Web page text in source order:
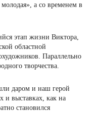
а со временем в
этап жизни Виктора,
областной
Параллельно
творчества.
даром и наш герой
и выставках, как на
становился